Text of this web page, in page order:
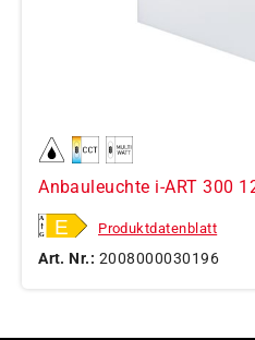
Anbauleuchte i-ART 300
Produktdatenblatt
Art. Nr.: 2008000030196